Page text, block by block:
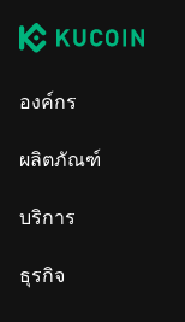
องค์กร
ผลิตภัณฑ์
บริการ
ธุรกิจ